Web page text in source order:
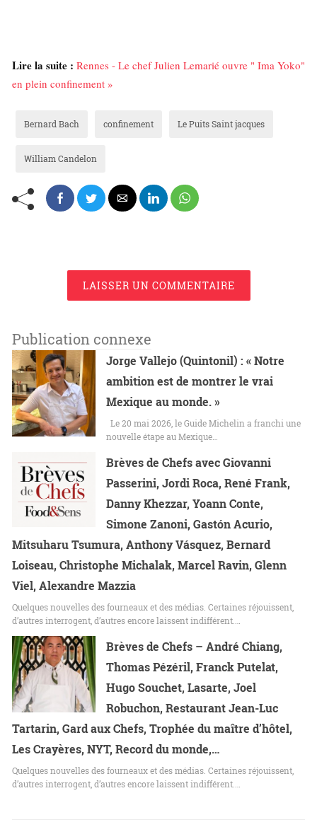
Lire la suite : Rennes - Le chef Julien Lemarié ouvre " Ima Yoko"
en plein confinement »
Bernard Bach confinement Le Puits Saint jacques
William Candelon
LAISSER UN COMMENTAIRE
Publication connexe
Jorge Vallejo (Quintonil) : « Notre
ambition est de montrer le vrai
Mexique au monde. »
Le 20 mai 2026, le Guide Michelin a franchi une
nouvelle étape au Mexique…
Brèves de Chefs avec Giovanni
Passerini, Jordi Roca, René Frank,
Danny Khezzar, Yoann Conte,
Simone Zanoni, Gastón Acurio,
Mitsuharu Tsumura, Anthony Vásquez, Bernard
Loiseau, Christophe Michalak, Marcel Ravin, Glenn
Viel, Alexandre Mazzia
Quelques nouvelles des fourneaux et des médias. Certaines réjouissent,
d’autres interrogent, d’autres encore laissent indifférent.…
Brèves de Chefs – André Chiang,
Thomas Pézéril, Franck Putelat,
Hugo Souchet, Lasarte, Joel
Robuchon, Restaurant Jean-Luc
Tartarin, Gard aux Chefs, Trophée du maître d’hôtel,
Les Crayères, NYT, Record du monde,…
Quelques nouvelles des fourneaux et des médias. Certaines réjouissent,
d’autres interrogent, d’autres encore laissent indifférent.…